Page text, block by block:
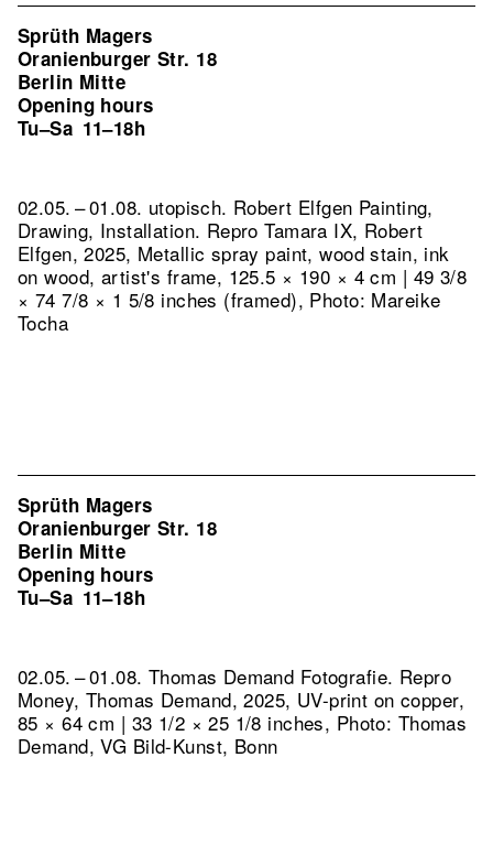
Sprüth Magers
Oranienburger Str. 18
Berlin Mitte
Opening hours
Tu–Sa 11–18h
02.05. – 01.08. utopisch. Robert Elfgen Painting,
Drawing, Installation. Repro Tamara IX, Robert
Elfgen, 2025, Metallic spray paint, wood stain, ink
on wood, artist's frame, 125.5 × 190 × 4 cm | 49 3/8
× 74 7/8 × 1 5/8 inches (framed), Photo: Mareike
Tocha
Sprüth Magers
Oranienburger Str. 18
Berlin Mitte
Opening hours
Tu–Sa 11–18h
02.05. – 01.08. Thomas Demand Fotografie. Repro
Money, Thomas Demand, 2025, UV-print on copper,
85 × 64 cm | 33 1/2 × 25 1/8 inches, Photo: Thomas
Demand, VG Bild-Kunst, Bonn